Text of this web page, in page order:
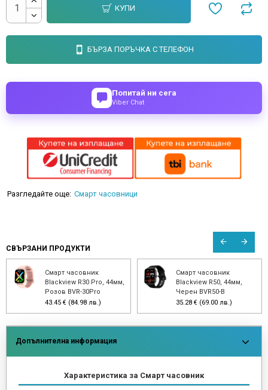
КУПИ
БЪРЗА ПОРЪЧКА С ТЕЛЕФОН
Попитай ни сега
Viber Chat
Разгледайте още: Смарт часовници
СВЪРЗАНИ ПРОДУКТИ
Смарт часовник
Blackview R30 Pro, 44мм,
Розов BVR-30Pro
43.45 € (84.98 лв.)
Смарт часовник
Blackview R50, 44мм,
Черен BVR50-B
35.28 € (69.00 лв.)
Допълнителна информация
Характеристика за Смарт часовник